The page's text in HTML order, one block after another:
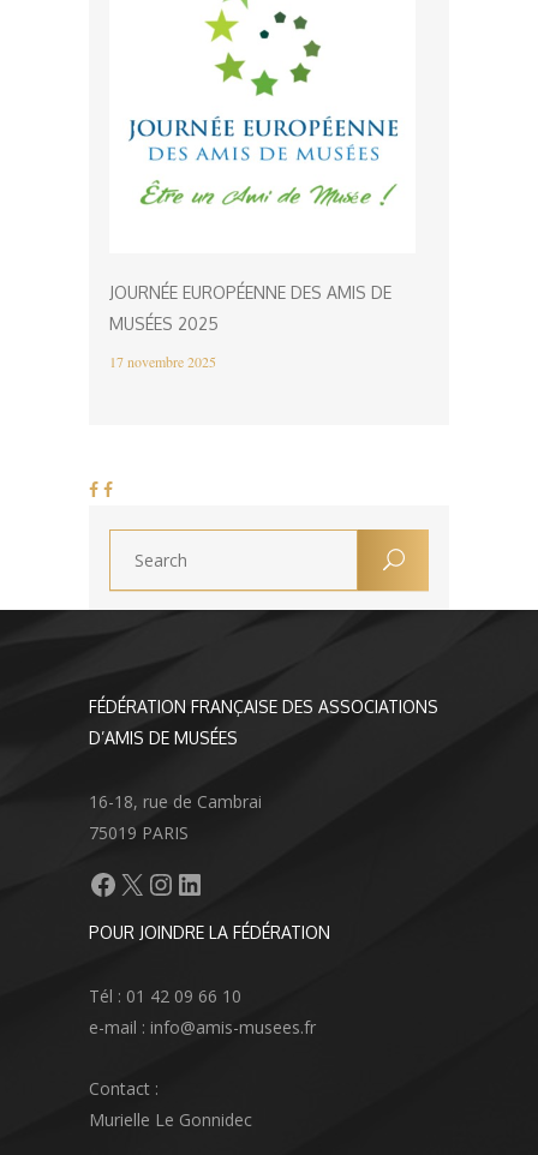
JOURNÉE EUROPÉENNE DES AMIS DE
MUSÉES 2025
17 novembre 2025
FÉDÉRATION FRANÇAISE DES ASSOCIATIONS
D’AMIS DE MUSÉES
16-18, rue de Cambrai
75019 PARIS
Facebook
X Instagram
LinkedIn
POUR JOINDRE LA FÉDÉRATION
Tél : 01 42 09 66 10
e-mail : info@amis-musees.fr
Contact :
Murielle Le Gonnidec